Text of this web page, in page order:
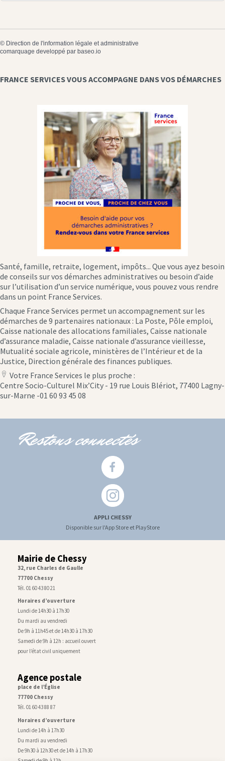
© Direction de l'information légale et administrative
comarquage developpé par baseo.io
FRANCE SERVICES VOUS ACCOMPAGNE DANS VOS DÉMARCHES
Santé, famille, retraite, logement, impôts... Que vous ayez besoin
de conseils sur vos démarches administratives ou besoin d’aide
sur l’utilisation d’un service numérique, vous pouvez vous rendre
dans un point France Services.
Chaque France Services permet un accompagnement sur les
démarches de 9 partenaires nationaux : La Poste, Pôle emploi,
Caisse nationale des allocations familiales, Caisse nationale
d’assurance maladie, Caisse nationale d’assurance vieillesse,
Mutualité sociale agricole, ministères de l’Intérieur et de la
Justice, Direction générale des finances publiques.
location
icon
Votre France Services le plus proche :
Centre Socio-Culturel Mix’City - 19 rue Louis Blériot, 77400 Lagny-
sur-Marne -01 60 93 45 08
Restons connectés
APPLI CHESSY
Disponible sur l'App Store et PlayStore
Mairie de Chessy
32, rue Charles de Gaulle
77700 Chessy
Tél. 01 60 43 80 21
Horaires d’ouverture
Lundi de 14h30 à 17h30
Du mardi au vendredi
De 9h à 11h45 et de 14h30 à 17h30
Samedi de 9h à 12h : accueil ouvert
pour l’état civil uniquement
Agence postale
place de l’Église
77700 Chessy
Tél. 01 60 43 88 87
Horaires d’ouverture
Lundi de 14h à 17h30
Du mardi au vendredi
De 9h30 à 12h30 et de 14h à 17h30